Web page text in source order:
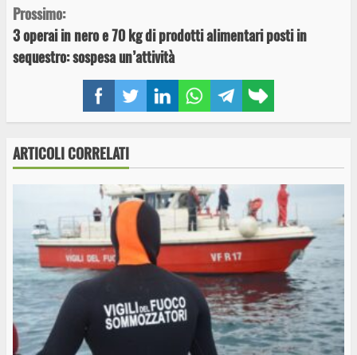
FacebookTwitterLinkedInWhatsAppTelegram
link
Prossimo:
3 operai in nero e 70 kg di prodotti alimentari posti in
sequestro: sospesa un’attività
ARTICOLI CORRELATI